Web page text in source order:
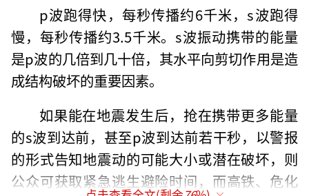
p波跑得快，每秒传播约6千米，s波跑得
慢，每秒传播约3.5千米。s波振动携带的能量
是p波的几倍到几十倍，其水平向剪切作用是造
成结构破坏的重要因素。
如果能在地震发生后，抢在携带更多能量
的s波到达前，甚至p波到达前若干秒，以警报
的形式告知地震动的可能大小或潜在破坏，则
公众可获取紧急逃生避险时间，而高铁、危化